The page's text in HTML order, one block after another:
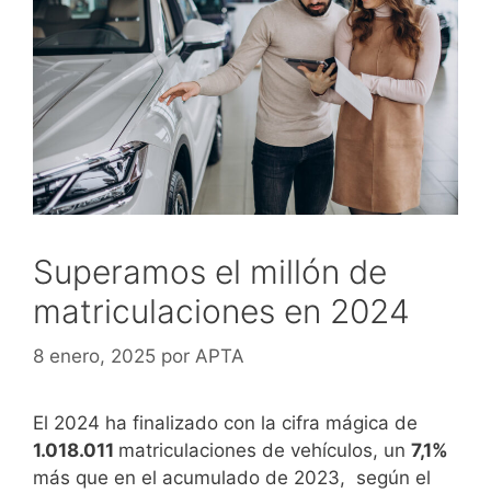
Superamos el millón de
matriculaciones en 2024
8 enero, 2025 por APTA
El 2024 ha finalizado con la cifra mágica de
1.018.011 matriculaciones de vehículos, un 7,1%
más que en el acumulado de 2023, según el